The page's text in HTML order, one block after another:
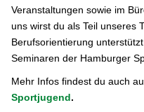
Veranstaltungen sowie im
uns wirst du als Teil unseres
Berufsorientierung
Seminaren der Hamburger
Mehr Infos findest du auch
Sportjugend.